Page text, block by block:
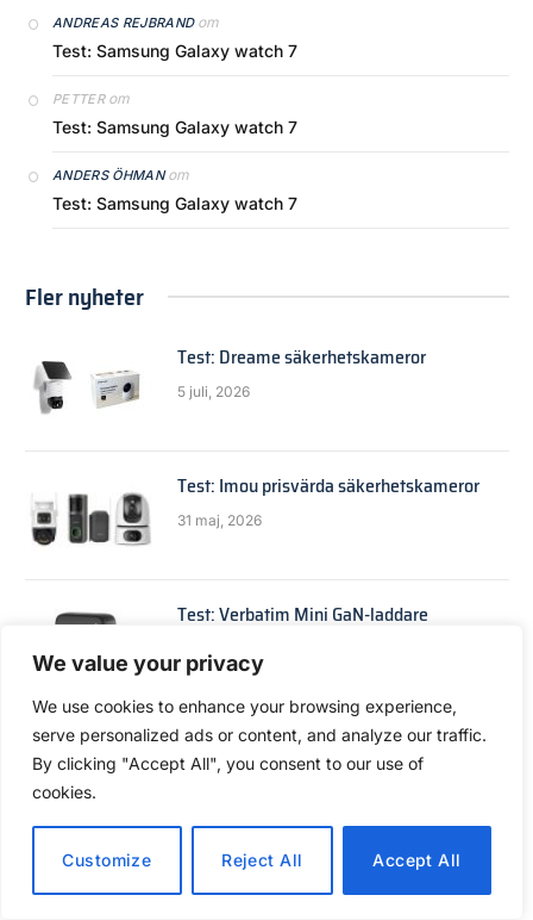
We value your privacy
We use cookies to enhance your browsing experience,
serve personalized ads or content, and analyze our traffic.
By clicking "Accept All", you consent to our use of
cookies.
Customize Reject All Accept All
ANDREAS REJBRANDom
Test: Samsung Galaxy watch 7
PETTERom
Test: Samsung Galaxy watch 7
ANDERS ÖHMANom
Test: Samsung Galaxy watch 7
Fler nyheter
Test: Dreame säkerhetskameror
5 juli, 2026
Test: Imou prisvärda säkerhetskameror
31 maj, 2026
Test: Verbatim Mini GaN-laddare
Test: Jabra Evolve3 85 och Evolve3 75
21 april, 2026
Toppklass